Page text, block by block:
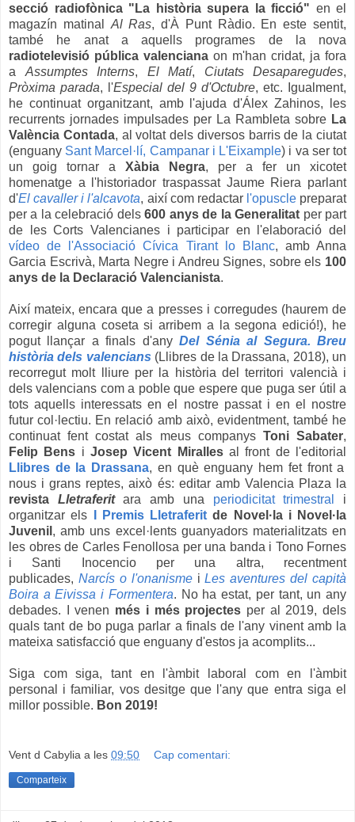
secció radiofònica "La història supera la ficció" en el
magazín matinal Al Ras, d'À Punt Ràdio. En este sentit,
també he anat a aquells programes de la nova
radiotelevisió pública valenciana on m'han cridat, ja fora
a Assumptes Interns, El Matí, Ciutats Desaparegudes,
Pròxima parada, l'Especial del 9 d'Octubre, etc. Igualment,
he continuat organitzant, amb l'ajuda d'Álex Zahinos, les
recurrents jornades impulsades per La Rambleta sobre La
València Contada, al voltat dels diversos barris de la ciutat
(enguany Sant Marcel·lí, Campanar i L'Eixample) i va ser tot
un goig tornar a Xàbia Negra, per a fer un xicotet
homenatge a l'historiador traspassat Jaume Riera parlant
d'El cavaller i l'alcavota, així com redactar l'opusclepreparat
per a la celebració dels600 anys de la Generalitat per part
de les Corts Valencianes i participar en l'elaboració del
vídeo de l'Associació Cívica Tirant lo Blanc, amb Anna
Garcia Escrivà, Marta Negre i Andreu Signes, sobre els 100
anys de la Declaració Valencianista.
Així mateix, encara que a presses i corregudes (haurem de
corregir alguna coseta si arribem a la segona edició!), he
pogut llançar a finals d'anyDel Sénia al Segura. Breu
història dels valencians (Llibres de la Drassana, 2018), un
recorregut molt lliure per la història del territori valencià i
dels valencians com a poble que espere que puga ser útil a
tots aquells interessats en el nostre passat i en el nostre
futur col·lectiu. En relació amb això, evidentment, també he
continuat fent costat als meus companys Toni Sabater,
Felip Bens iJosep Vicent Mirallesal front de l'editorial
Llibres de la Drassana, en què enguany hem fet front a
nous i grans reptes, això és: editar amb Valencia Plaza la
revista Lletraferitara amb una periodicitat trimestral
i
organitzar els
I Premis Lletraferit de Novel·la i Novel·la
Juvenil , amb uns excel·lents guanyadors materialitzats en
les obres de Carles Fenollosa per una banda i Tono Fornes
i Santi Inocencio per una altra, recentment
publicades, Narcís o l'onanismeiLes aventures del capità
Boira a Eivissa i Formentera. No ha estat, per tant, un any
debades. I venen més i més projectes per al 2019, dels
quals tant de bo puga parlar a finals de l'any vinent amb la
mateixa satisfacció que enguany d'estos ja acomplits...
Siga com siga, tant en l'àmbit laboral com en l'àmbit
personal i familiar, vos desitge que l'any que entra siga el
millor possible. Bon 2019!
Vent d Cabylia a les 09:50 Cap comentari:
Comparteix